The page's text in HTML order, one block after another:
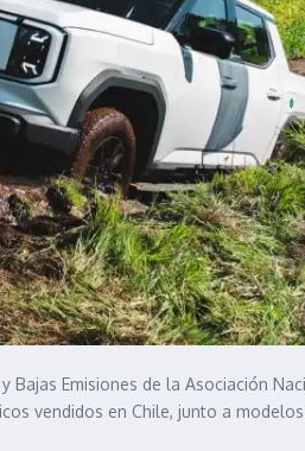
Emisiones de la Asociación
vendidos en Chile, junto a